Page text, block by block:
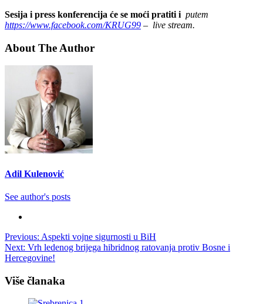
Sesija i press konferencija će se moći pratiti i putem
https://www.facebook.com/KRUG99 – live stream.
About The Author
Adil Kulenović
See author's posts
Post
navigation
Previous: Aspekti vojne sigurnosti u BiH
Next: Vrh ledenog brijega hibridnog ratovanja protiv Bosne i
Hercegovine!
Više članaka